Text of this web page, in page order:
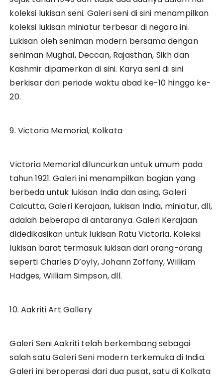
koleksi lukisan seni. Galeri seni di sini menampilkan
koleksi lukisan miniatur terbesar di negara ini.
Lukisan oleh seniman modern bersama dengan
seniman Mughal, Deccan, Rajasthan, Sikh dan
Kashmir dipamerkan di sini. Karya seni di sini
berkisar dari periode waktu abad ke-10 hingga ke-
20.
9. Victoria Memorial, Kolkata
Victoria Memorial diluncurkan untuk umum pada
tahun 1921. Galeri ini menampilkan bagian yang
berbeda untuk lukisan India dan asing, Galeri
Calcutta, Galeri Kerajaan, lukisan India, miniatur, dll,
adalah beberapa di antaranya. Galeri Kerajaan
didedikasikan untuk lukisan Ratu Victoria. Koleksi
lukisan barat termasuk lukisan dari orang-orang
seperti Charles D’oyly, Johann Zoffany, William
Hadges, William Simpson, dll.
10. Aakriti Art Gallery
Galeri Seni Aakriti telah berkembang sebagai
salah satu Galeri Seni modern terkemuka di India.
Galeri ini beroperasi dari dua pusat, satu di Kolkata